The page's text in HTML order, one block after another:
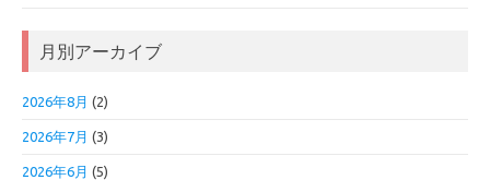
月別アーカイブ
2026年8月 (2)
2026年7月 (3)
2026年6月 (5)